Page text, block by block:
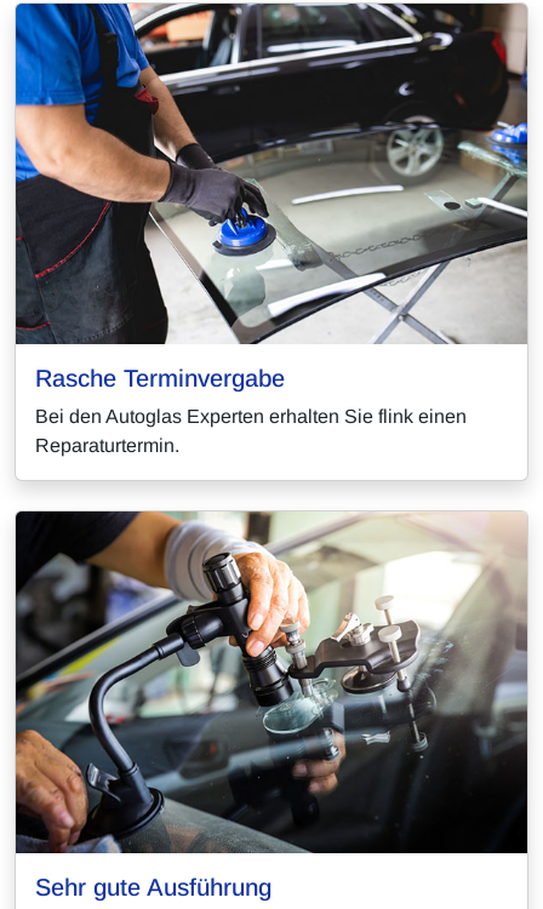
Rasche Terminvergabe
Bei den Autoglas Experten erhalten Sie flink einen
Reparaturtermin.
Sehr gute Ausführung